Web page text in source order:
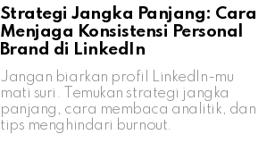
Strategi Jangka Panjang: Cara
Menjaga Konsistensi Personal
Brand di LinkedIn
Jangan biarkan profil LinkedIn-mu
mati suri. Temukan strategi jangka
panjang, cara membaca analitik, dan
tips menghindari burnout.